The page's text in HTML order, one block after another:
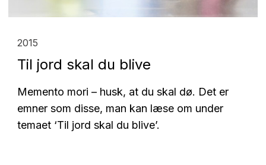
2015
Til jord skal du blive
Memento mori – husk, at du skal dø. Det er
emner som disse, man kan læse om under
temaet ‘Til jord skal du blive’.